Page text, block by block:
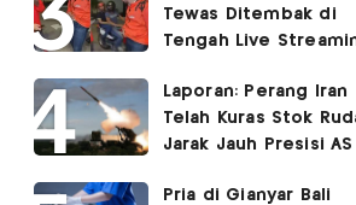
Tewas Ditembak di
Tengah Live
Laporan: Perang Iran
Telah Kuras Stok
Jarak Jauh Presisi AS
Pria di Gianyar Bali